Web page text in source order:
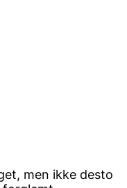
men ikke desto